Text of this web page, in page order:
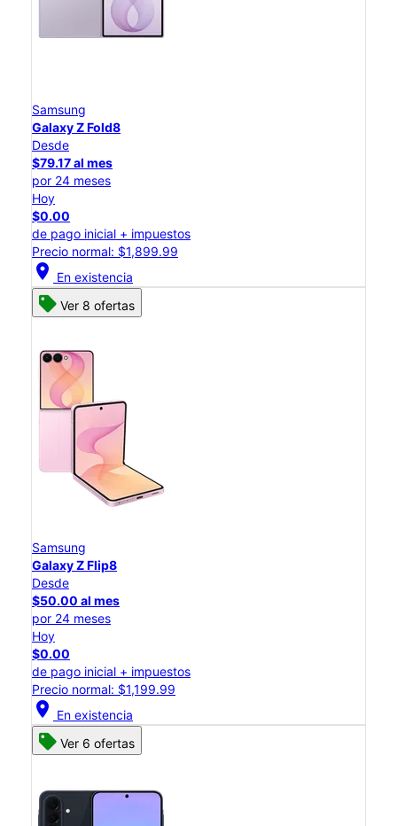
Samsung
Galaxy Z Fold8
Desde
$79.17 al mes
por 24 meses
Hoy
$0.00
de pago inicial + impuestos
Precio normal: $1,899.99
location_on En existencia
Ver 8 ofertas
Samsung
Galaxy Z Flip8
Desde
$50.00 al mes
por 24 meses
Hoy
$0.00
de pago inicial + impuestos
Precio normal: $1,199.99
location_on En existencia
Ver 6 ofertas